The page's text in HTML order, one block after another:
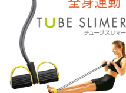
フィットネスバンドでカラ
◎体重をバンドにあずけて
◎TVでも見ながら、気にな
◎タオルストレッチでは物
ブでストレッチ。
◎ゴムバンドだから、加圧
れば負荷も自由自在。
◎自分にあった筋トレ＆ス
で。